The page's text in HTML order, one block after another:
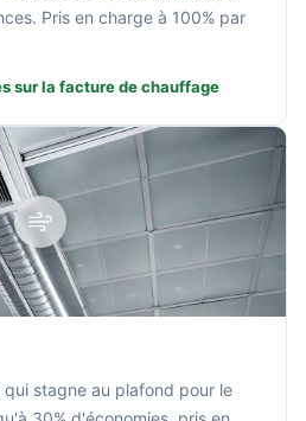
Pris en charge à 100% par
sur la facture de chauffage
stagne au plafond pour le